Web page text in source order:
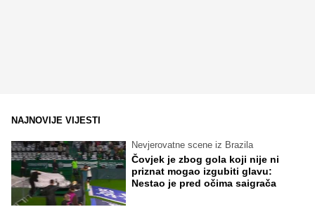
NAJNOVIJE VIJESTI
Nevjerovatne scene iz Brazila
Čovjek je zbog gola koji nije ni
priznat mogao izgubiti glavu:
Nestao je pred očima saigrača